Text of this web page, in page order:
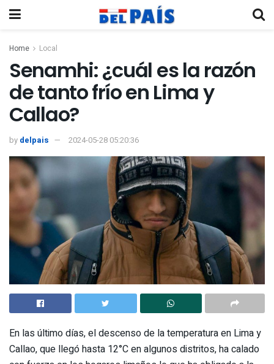
Home Local
Senamhi: ¿cuál es la razón
de tanto frío en Lima y
Callao?
by delpais 2024-05-28 05:20:36
En las último días, el descenso de la temperatura en Lima y
Callao, que llegó hasta 12°C en algunos distritos, ha calado